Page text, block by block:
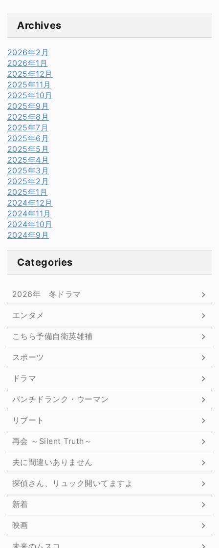
Archives
2026年2月
2026年1月
2025年12月
2025年11月
2025年10月
2025年9月
2025年8月
2025年7月
2025年6月
2025年5月
2025年4月
2025年3月
2025年2月
2025年1月
2024年12月
2024年11月
2024年10月
2024年9月
Categories
2026年 冬ドラマ
エンタメ
こちら予備自衛英雄補
スポーツ
ドラマ
パンチドランク・ウーマン
リブート
再会 ～Silent Truth～
夫に間違いありません
探偵さん、リュック開いてますよ
新着
映画